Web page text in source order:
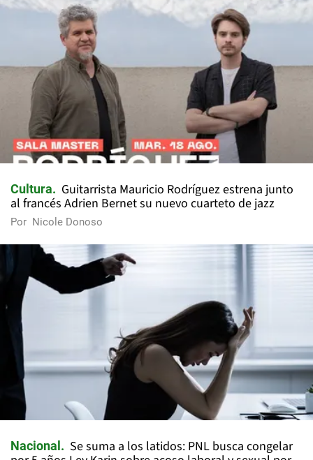
Cultura
Guitarrista Mauricio Rodríguez estrena junto
al francés Adrien Bernet su nuevo cuarteto de jazz
Por Nicole Donoso
Nacional
Se suma a los latidos: PNL busca congelar